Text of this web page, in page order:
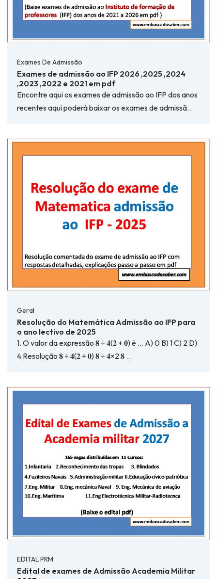
Exames De Admissão
Exames de admissão ao IFP 2026 ,2025 ,2024
,2023 ,2022 e 2021 em pdf
Encontre aqui os exames de admissão ao IFP dos anos
recentes aqui poderá baixar os exames de admissã…
Geral
Resolução do Matemática Admissão ao IFP para
o ano lectivo de 2025
1. O valor da expressão 𝟖 ÷ 𝟒(𝟐 + 𝟎) é … A) 0 B) 1 C) 2 D)
4 Resolução 𝟖 ÷ 𝟒(𝟐 + 𝟎) 𝟖 ÷ 𝟒×2 𝟖 …
EDITAL PRM
Edital de exames de Admissão Academia Militar